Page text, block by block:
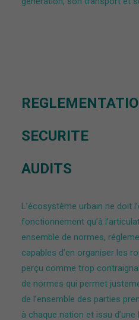
SECURITE
AUDITS
L’écosystème urbain ne doit
fonctionnement qu’à
ensemble de normes,
capables d’en organiser les
perçu comme trop
de normes qui permet
de l’ensemble des parties
à chaque nation et issu